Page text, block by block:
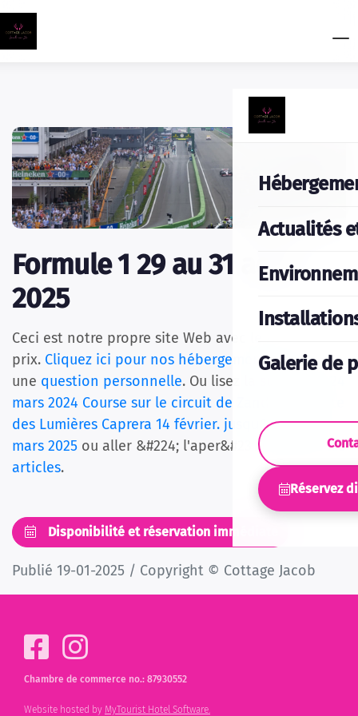
Actualités
Galerie de
Réservez
Formule 1 29 au 31 août
2025
Ceci est notre propre site Web avec le meilleur
prix. Cliquez ici pour nos hébergementsou poser
une question personnelle. Ou lisez la suite avec
mars 2024 Course sur le circuit de Zandvoort
des Lumières Caprera 14 février. jusqu&#39;au 2
mars 2025 ou aller &#224; l'aper&#231;u
de tous les
articles.
Disponibilité et réservation immédiate
Publié 19-01-2025 / Copyright © Cottage Jacob
Chambre de commerce no.: 87930552
Website hosted by MyTourist Hotel Software.